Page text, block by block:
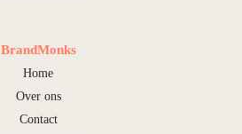
BrandMonks
Home
Over ons
Contact